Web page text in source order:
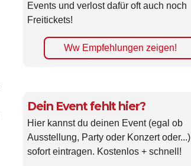
Events und verlost dafür oft auch noch
Freitickets!
Ww Empfehlungen zeigen!
Dein Event fehlt hier?
Hier kannst du deinen Event (egal ob
Ausstellung, Party oder Konzert oder...)
sofort eintragen. Kostenlos + schnell!